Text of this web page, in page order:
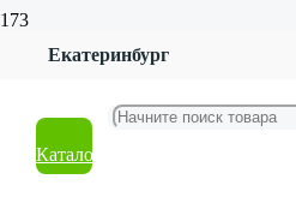
Екатеринбург
Каталог
Главная
Одежда